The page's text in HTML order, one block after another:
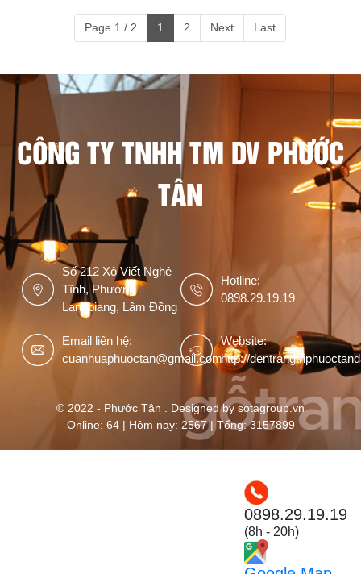
Page 1 / 2 1 2 Next Last
CÔNG TY TNHH TM DV PHƯỚC
TÂN
Số 212 Xô Viết Nghệ
Tĩnh, Phường
Langbiang, Lâm Đồng
Hotline:
0898.29.19.19
Email liên hệ:
cuanhuaphuoctan@gmail.com
Website:
http://
© 2022 - Phước Tân . Designed by sotagroup.vn
Online: 64 | Hôm nay: 2567 | Tổng: 3157899
0898.29.19.19
(8h - 20h)